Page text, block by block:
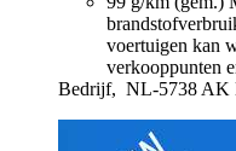
voertuigen kan
verkooppunten
Bedrijf, NL-5738